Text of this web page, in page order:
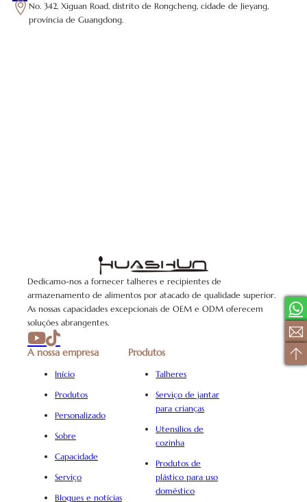
No. 342, Xiguan Road, distrito de Rongcheng, cidade de Jieyang,
província de Guangdong.
Dedicamo-nos a fornecer talheres e recipientes de
armazenamento de alimentos por atacado de qualidade superior.
As nossas capacidades excepcionais de OEM e ODM oferecem
soluções abrangentes.
A nossa empresa
Início
Produtos
Personalizado
Sobre
Capacidade
Serviço
Blogues e notícias
Produtos
Talheres
Serviço de jantar
para crianças
Utensílios de
cozinha
Produtos de
plástico para uso
doméstico